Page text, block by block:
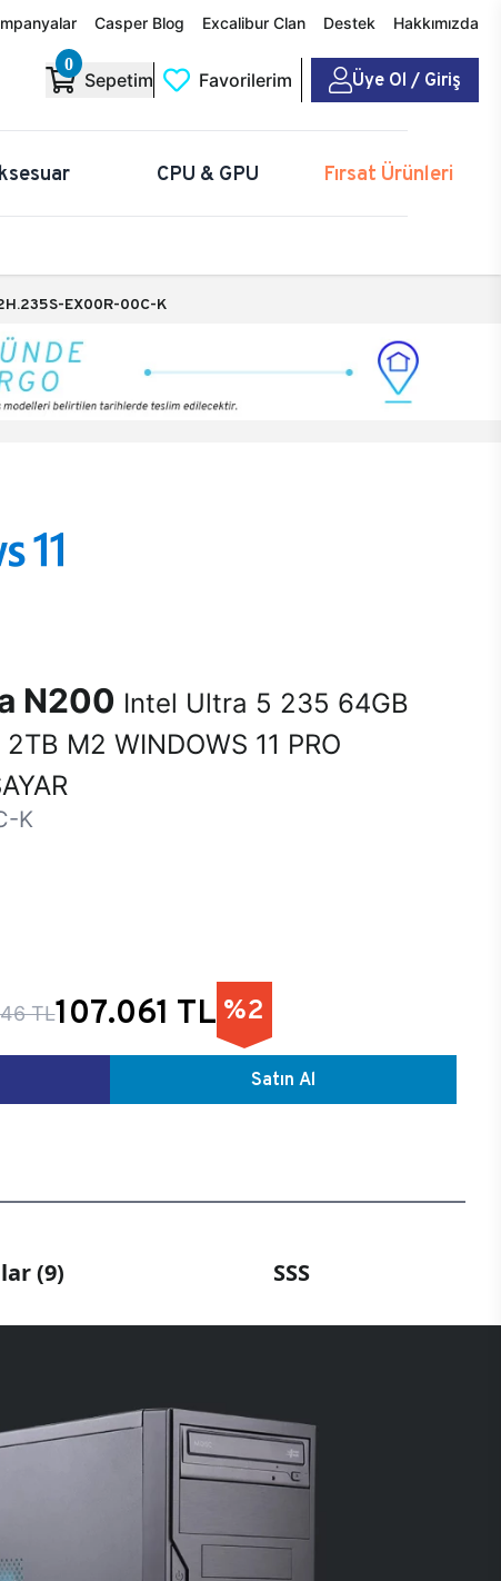
Casper Blog Excalibur Clan Destek Hakkımızda
0
Sepetim Favorilerim Üye Ol / Giriş
CPU & GPU Fırsat Ürünleri
EX00R-00C-K
N200 Intel Ultra 5 235 64GB
M2 WINDOWS 11 PRO
K
TL107.061 TL %2
Satın Al
(9) SSS